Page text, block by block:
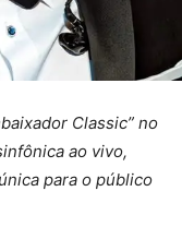
Classic” no
ao vivo,
para o público